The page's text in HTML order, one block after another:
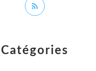
Catégories